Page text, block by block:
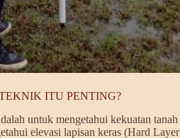
ITU PENTING?
untuk mengetahui kekuatan
elevasi lapisan keras (Hard